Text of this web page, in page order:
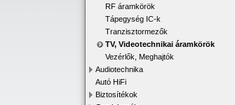
RF áramkörök
Tápegység IC-k
Tranzisztormezők
TV, Videotechnikai áramkörök
Vezérlők, Meghajtók
Audiotechnika
Autó HiFi
Biztosítékok